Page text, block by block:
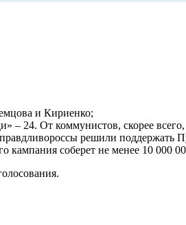
и Кириенко;
24. От коммунистов, скорее всего,
решили поддержать
кампания соберет не менее 10 000